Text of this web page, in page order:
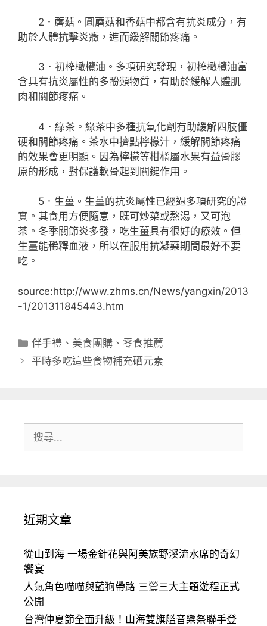
2．蘑菇。圓蘑菇和香菇中都含有抗炎成分，有
助於人體抗擊炎癥，進而緩解關節疼痛。
3．初榨橄欖油。多項研究發現，初榨橄欖油富
含具有抗炎屬性的多酚類物質，有助於緩解人體肌
肉和關節疼痛。
4．綠茶。綠茶中多種抗氧化劑有助緩解四肢僵
硬和關節疼痛。茶水中擠點檸檬汁，緩解關節疼痛
的效果會更明顯。因為檸檬等柑橘屬水果有益骨膠
原的形成，對保護軟骨起到關鍵作用。
5．生薑。生薑的抗炎屬性已經過多項研究的證
實。其食用方便隨意，既可炒菜或熬湯，又可泡
茶。冬季關節炎多發，吃生薑具有很好的療效。但
生薑能稀釋血液，所以在服用抗凝藥期間最好不要
吃。
source:http://www.zhms.cn/News/yangxin/2013
-1/201311845443.htm
分
類
伴手禮 、 美食團購 、 零食推薦
平時多吃這些食物補充硒元素
尋:
近期文章
從山到海 一場金針花與阿美族野溪流水席的奇幻
饗宴
人氣角色喵喵與藍狗帶路 三鶯三大主題遊程正式
公開
台灣仲夏節全面升級！山海雙旗艦音樂祭聯手登